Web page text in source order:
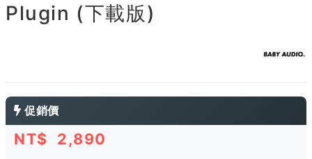
Plugin (下載版)
促銷價
NT$ 2,890